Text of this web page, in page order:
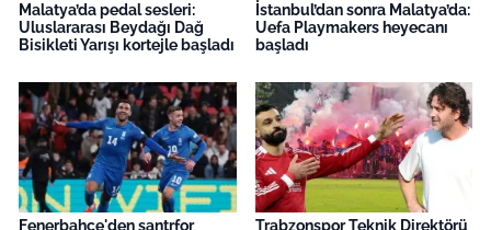
Malatya’da pedal sesleri:
Uluslararası Beydağı Dağ
Bisikleti Yarışı kortejle başladı
İstanbul’dan sonra Malatya’da:
Uefa Playmakers heyecanı
başladı
Fenerbahçe'den santrfor
Trabzonspor Teknik Direktörü